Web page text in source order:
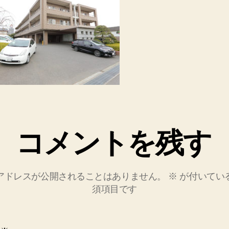
コメントを残す
ドレスが公開されることはありません。 ※ が付いてい
須項目です